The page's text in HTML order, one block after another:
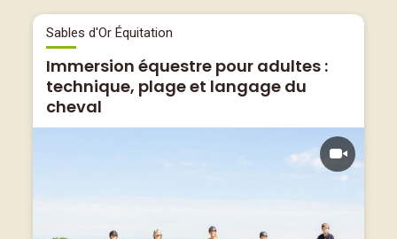
Sables d'Or Équitation
Immersion équestre pour adultes :
technique, plage et langage du
cheval